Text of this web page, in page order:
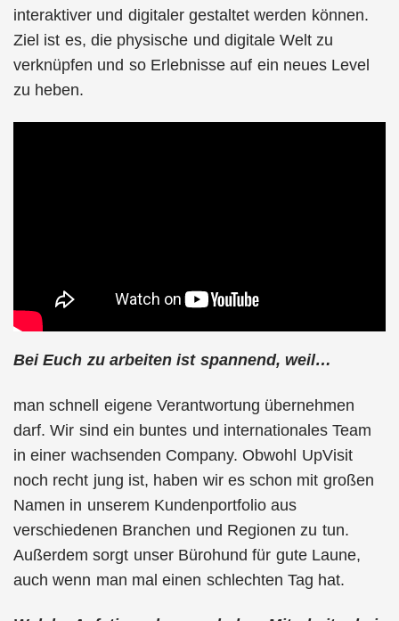
interaktiver und digitaler gestaltet werden können.
Ziel ist es, die physische und digitale Welt zu
verknüpfen und so Erlebnisse auf ein neues Level
zu heben.
Bei Euch zu arbeiten ist spannend, weil…
man schnell eigene Verantwortung übernehmen
darf. Wir sind ein buntes und internationales Team
in einer wachsenden Company. Obwohl UpVisit
noch recht jung ist, haben wir es schon mit großen
Namen in unserem Kundenportfolio aus
verschiedenen Branchen und Regionen zu tun.
Außerdem sorgt unser Bürohund für gute Laune,
auch wenn man mal einen schlechten Tag hat.